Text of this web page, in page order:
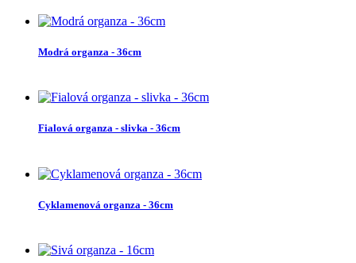
Modrá organza - 36cm
Fialová organza - slivka - 36cm
Cyklamenová organza - 36cm